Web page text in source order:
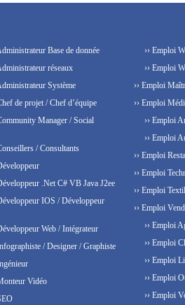
Base de donnée
réseaux
Système
de projet / Chef d’équipe
Manager / Social
/ Consultants
.Net C# VB Java J2ee
IOS / Développeur
Web / Intégrateur
/ Designer / Graphiste
Vidéo
›› Emploi
›› Emploi
›› Emploi
›› Emploi
›› Emploi
›› Emploi
›› Emploi
›› Emploi
›› Emploi
›› Emploi
›› Emploi
›› Emploi
›› Emploi
›› Emploi
›› Emploi